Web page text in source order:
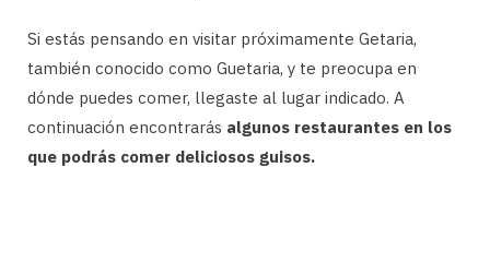
Si estás pensando en visitar próximamente Getaria,
también conocido como Guetaria, y te preocupa en
dónde puedes comer, llegaste al lugar indicado. A
continuación encontrarás algunos restaurantes en los
que podrás comer deliciosos guisos.